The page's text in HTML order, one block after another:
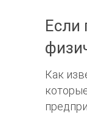
Если
Как